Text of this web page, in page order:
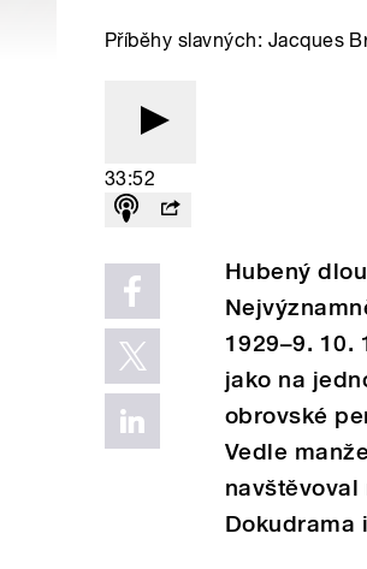
Příběhy slavných: Jacques
33:52
Hubený
1929–9. 10.
jako na
obrovské
Vedle
Dokudrama